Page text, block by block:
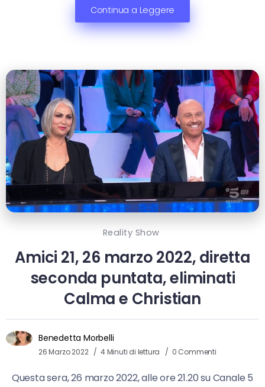
Continua a Leggere
Reality Show
Amici 21, 26 marzo 2022, diretta
seconda puntata, eliminati
Calma e Christian
Benedetta Morbelli
26 Marzo 2022 4 Minuti di lettura 0 Commenti
Questa sera, 26 marzo 2022, alle ore 21.20 su Canale 5